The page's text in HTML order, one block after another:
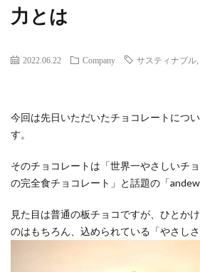
力とは
2022.06.22 Company サスティナブル
今回は先日いただいたチョコレートにつ
す。
そのチョコレートは「世界一やさしいチ
の完全食チョコレート」と話題の「
見た目は普通の板チョコですが、ひとか
のはもちろん、込められている「やさし